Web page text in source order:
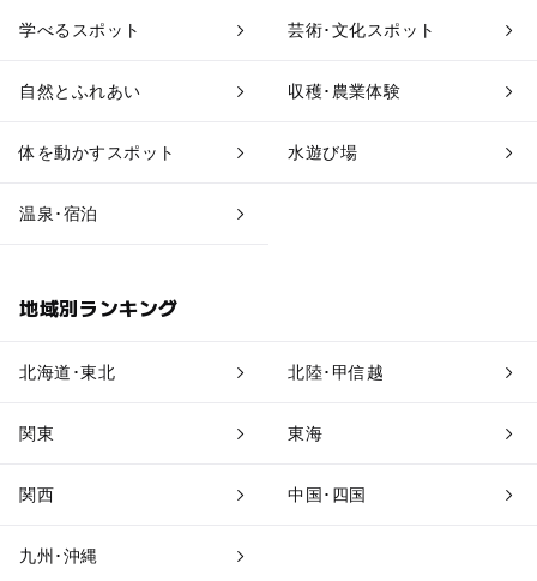
学べるスポット 芸術･文化スポット
自然とふれあい 収穫･農業体験
体を動かすスポット 水遊び場
温泉･宿泊
地域別ランキング
北海道･東北 北陸･甲信越
関東 東海
関西 中国･四国
九州･沖縄